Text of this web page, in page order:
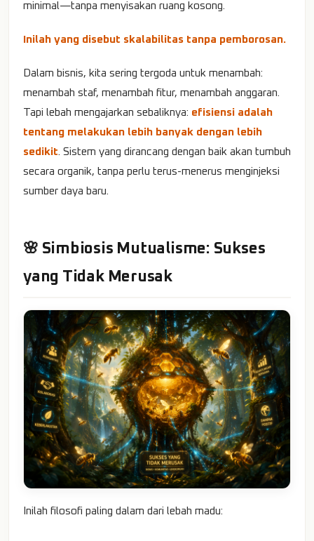
minimal—tanpa menyisakan ruang kosong.
Inilah yang disebut skalabilitas tanpa pemborosan.
Dalam bisnis, kita sering tergoda untuk menambah:
menambah staf, menambah fitur, menambah anggaran.
Tapi lebah mengajarkan sebaliknya: efisiensi adalah
tentang melakukan lebih banyak dengan lebih
sedikit. Sistem yang dirancang dengan baik akan tumbuh
secara organik, tanpa perlu terus-menerus menginjeksi
sumber daya baru.
🌸 Simbiosis Mutualisme: Sukses
yang Tidak Merusak
Inilah filosofi paling dalam dari lebah madu: